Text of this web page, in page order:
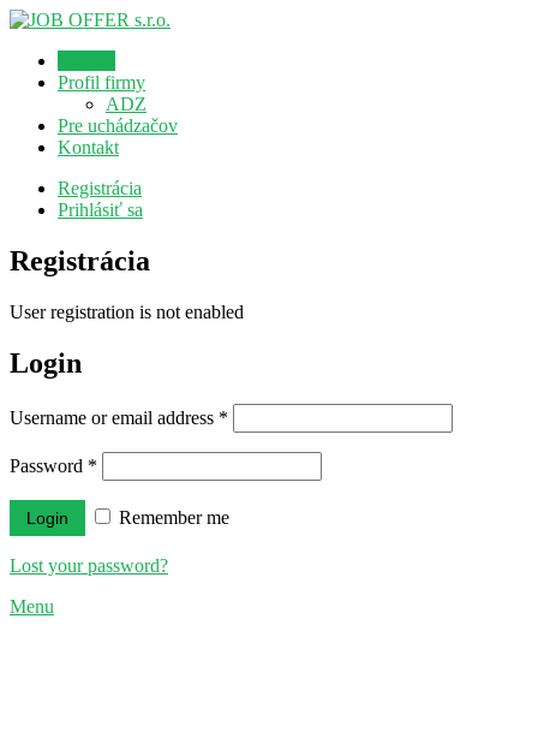
Profil firmy
ADZ
Pre uchádzačov
Kontakt
Registrácia
Prihlásiť sa
Registrácia
User registration is not enabled
Login
Username or email address *
Password *
Remember me
Lost your password?
Menu